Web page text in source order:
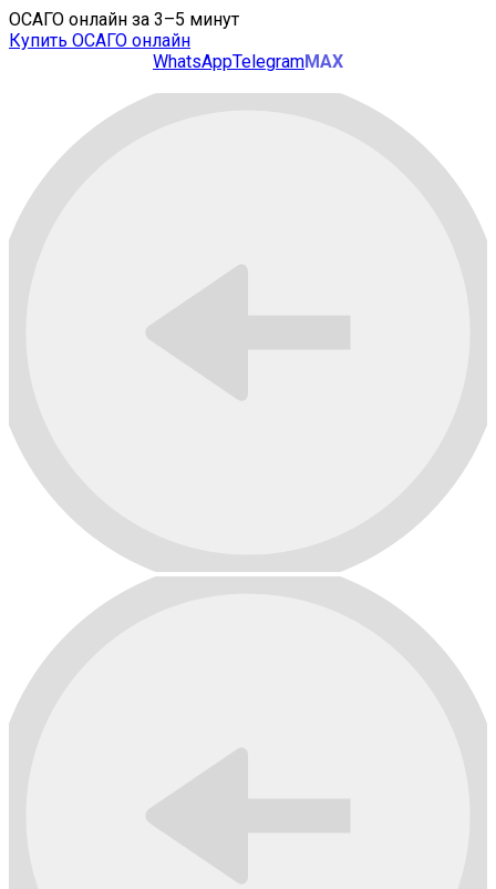
ОСАГО онлайн за 3–5 минут
Купить ОСАГО онлайн
WhatsAppTelegramMAX